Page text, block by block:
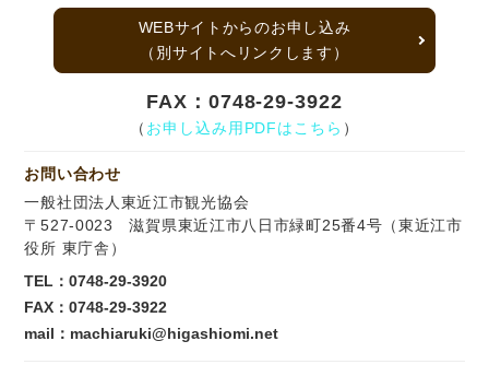
WEBサイトからのお申し込み
（別サイトへリンクします）
FAX：0748-29-3922
（ お申し込み用PDFはこちら ）
お問い合わせ
一般社団法人東近江市観光協会
〒527-0023 滋賀県東近江市八日市緑町25番4号（東近江市
役所 東庁舎）
TEL：0748-29-3920
FAX：0748-29-3922
mail：machiaruki@higashiomi.net